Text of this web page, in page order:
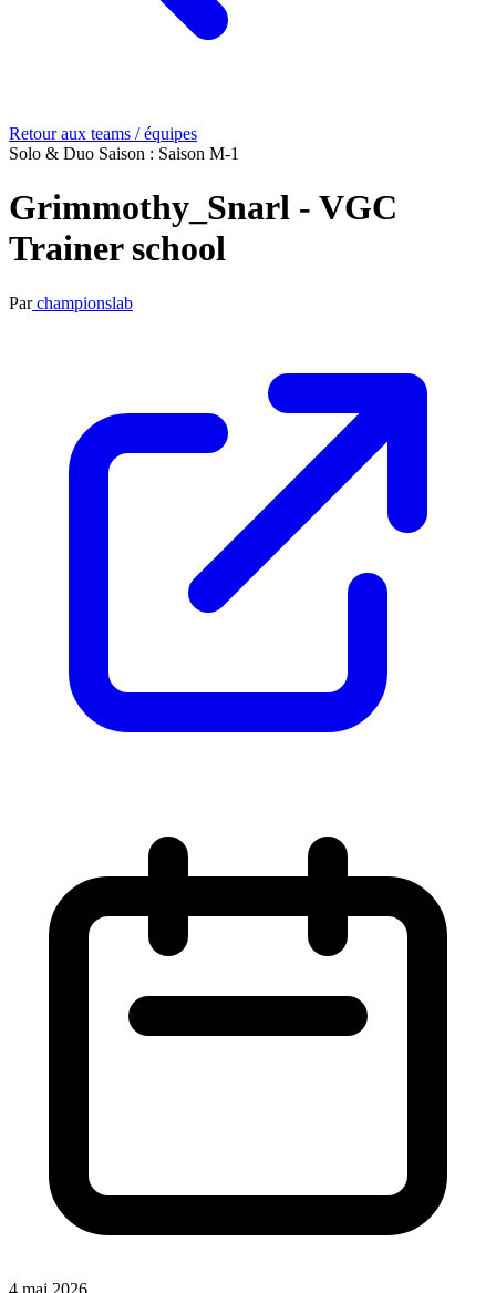
Retour aux teams / équipes
Solo & Duo Saison : Saison M-1
Grimmothy_Snarl - VGC
Trainer school
Parchampionslab
4 mai 2026